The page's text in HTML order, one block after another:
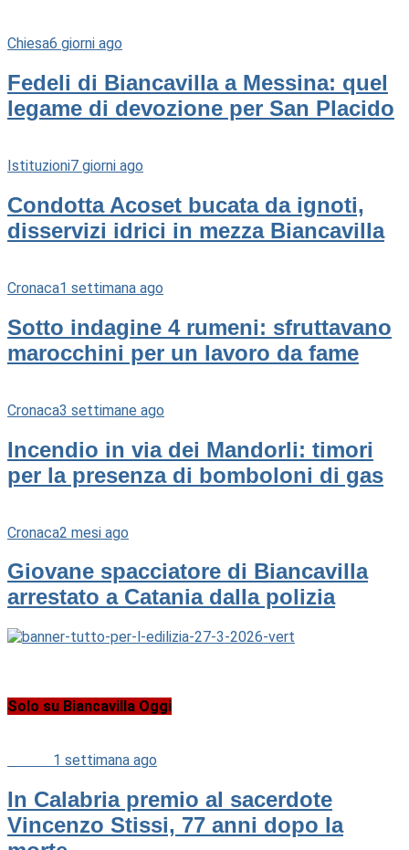
Chiesa6 giorni ago
Fedeli di Biancavilla a Messina: quel
legame di devozione per San Placido
Istituzioni7 giorni ago
Condotta Acoset bucata da ignoti,
disservizi idrici in mezza Biancavilla
Cronaca1 settimana ago
Sotto indagine 4 rumeni: sfruttavano
marocchini per un lavoro da fame
Cronaca3 settimane ago
Incendio in via dei Mandorli: timori
per la presenza di bomboloni di gas
Cronaca2 mesi ago
Giovane spacciatore di Biancavilla
arrestato a Catania dalla polizia
Solo su Biancavilla Oggi
1 settimana ago
In Calabria premio al sacerdote
Vincenzo Stissi, 77 anni dopo la